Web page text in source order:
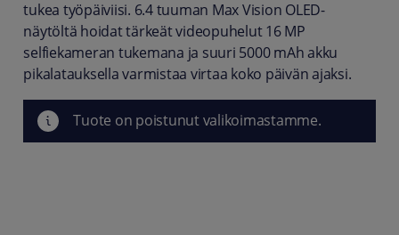
tukea työpäiviisi. 6.4 tuuman Max Vision OLED-
näytöltä hoidat tärkeät videopuhelut 16 MP
selfiekameran tukemana ja suuri 5000 mAh akku
pikalatauksella varmistaa virtaa koko päivän ajaksi.
Tuote on poistunut valikoimastamme.